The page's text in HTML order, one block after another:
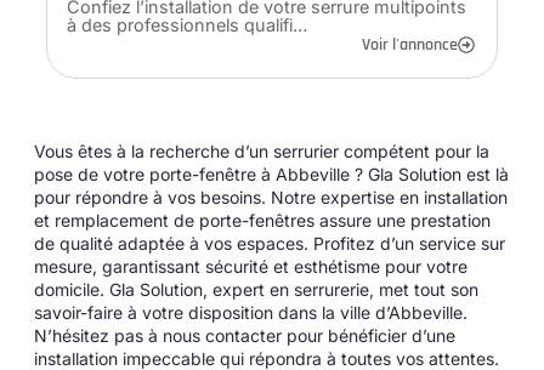
Confiez l’installation de votre serrure multipoints
à des professionnels qualifi…
Voir l'annonce
Vous êtes à la recherche d’un serrurier compétent pour la
pose de votre porte-fenêtre à Abbeville ? Gla Solution est là
pour répondre à vos besoins. Notre expertise en installation
et remplacement de porte-fenêtres assure une prestation
de qualité adaptée à vos espaces. Profitez d’un service sur
mesure, garantissant sécurité et esthétisme pour votre
domicile. Gla Solution, expert en serrurerie, met tout son
savoir-faire à votre disposition dans la ville d’Abbeville.
N’hésitez pas à nous contacter pour bénéficier d’une
installation impeccable qui répondra à toutes vos attentes.